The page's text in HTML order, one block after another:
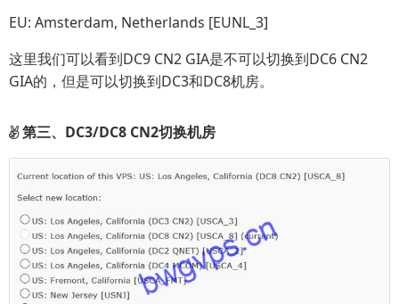
EU: Amsterdam, Netherlands [EUNL_3]
这里我们可以看到DC9 CN2 GIA是不可以切换到DC6 CN2
GIA的，但是可以切换到DC3和DC8机房。
第三、DC3/DC8 CN2切换机房